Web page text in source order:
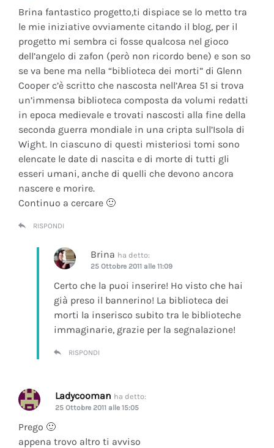
Brina fantastico progetto,ti dispiace se lo metto tra
le mie iniziative ovviamente citando il blog, per il
progetto mi sembra ci fosse qualcosa nel gioco
dell’angelo di zafon (però non ricordo bene) e son so
se va bene ma nella “biblioteca dei morti” di Glenn
Cooper c’è scritto che nascosta nell’Area 51 si trova
un’immensa biblioteca composta da volumi redatti
in epoca medievale e trovati nascosti alla fine della
seconda guerra mondiale in una cripta sull’Isola di
Wight. In ciascuno di questi misteriosi tomi sono
elencate le date di nascita e di morte di tutti gli
esseri umani, anche di quelli che devono ancora
nascere e morire.
Continuo a cercare 🙂
RISPONDI
Brina ha detto:
25 Ottobre 2011 alle 11:09
Certo che la puoi inserire! Ho visto che hai
già preso il bannerino! La biblioteca dei
morti la inserisco subito tra le biblioteche
immaginarie, grazie per la segnalazione!
RISPONDI
Ladycooman ha detto:
25 Ottobre 2011 alle 15:05
Prego 🙂
appena trovo altro ti avviso